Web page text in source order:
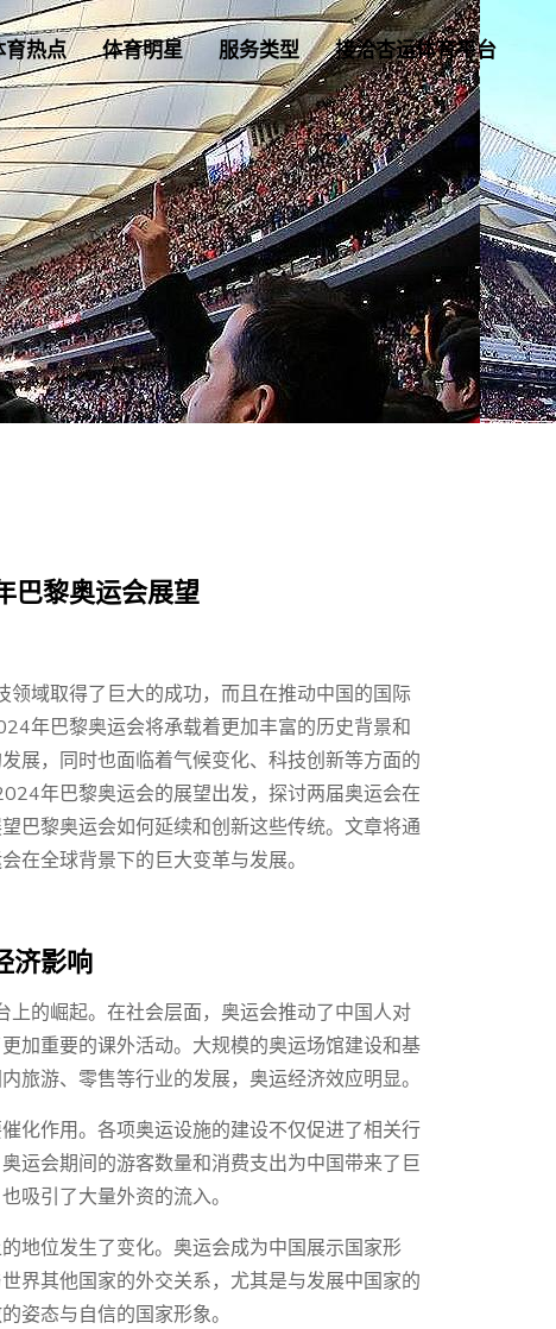
育热点 体育明星 服务类型 接洽杏运体育平台
巴黎奥运会展望
域取得了巨大的成功，而且在推动中国的国际
年巴黎奥运会将承载着更加丰富的历史背景和
展，同时也面临着气候变化、科技创新等方面的
年巴黎奥运会的展望出发，探讨两届奥运会在
巴黎奥运会如何延续和创新这些传统。文章将通
在全球背景下的巨大变革与发展。
济影响
的崛起。在社会层面，奥运会推动了中国人对
加重要的课外活动。大规模的奥运场馆建设和基
旅游、零售等行业的发展，奥运经济效应明显。
化作用。各项奥运设施的建设不仅促进了相关行
运会期间的游客数量和消费支出为中国带来了巨
吸引了大量外资的流入。
地位发生了变化。奥运会成为中国展示国家形
界其他国家的外交关系，尤其是与发展中国家的
姿态与自信的国家形象。